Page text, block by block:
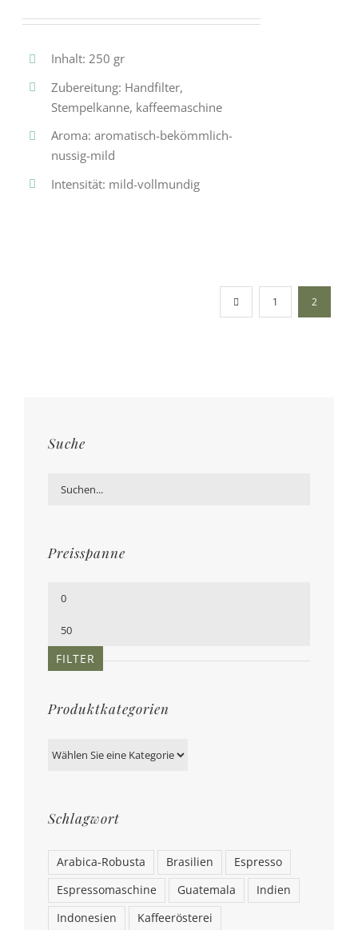
Inhalt: 250 gr
Zubereitung: Handfilter,
Stempelkanne, kaffeemaschine
Aroma: aromatisch-bekömmlich-
nussig-mild
Intensität: mild-vollmundig
1 2
Suche
Preisspanne
Min.
Max.
Preis
FILTER
Produktkategorien
Schlagwort
Arabica-Robusta Brasilien
Espresso
Espressomaschine
Guatemala
Indien
Indonesien
Kaffeerösterei